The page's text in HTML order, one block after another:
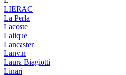
LIERAC
La Perla
Lacoste
Lalique
Lancaster
Lanvin
Laura Biagiotti
Linari